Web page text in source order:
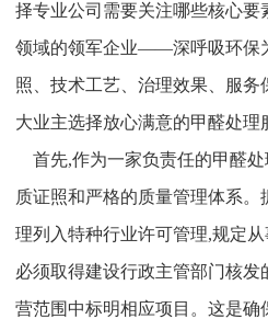
择专业公司需要关注哪些核心要
领域的领军企业——深呼吸环保
照、技术工艺、治理效果、服
大业主选择放心满意的甲醛处理
首先,作为一家负责任的甲醛处
质证照和严格的质量管理体系
理列入特种行业许可管理,规定
必须取得建设行政主管部门核
营范围中标明相应项目。这是